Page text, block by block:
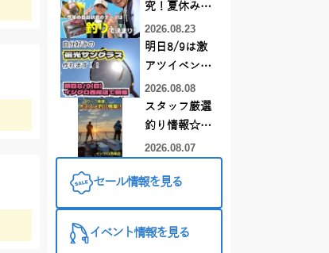
究！夏休みに
釣りデビュー
2026.08.23
明日8/9は激
アツイベント
日！！！～オ
ーダー偏光グ
ラス受注会～
2026.08.08
スタッフ厳選
釣り情報☆彡
連休は何釣り
♪【イシグロ
2026.08.07
セール情報を見る
イベント情報を見る